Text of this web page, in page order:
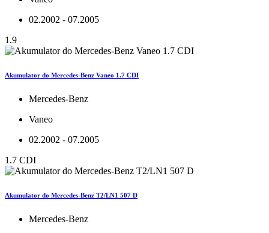
02.2002 - 07.2005
1.9
Akumulator do Mercedes-Benz Vaneo 1.7 CDI
Mercedes-Benz
Vaneo
02.2002 - 07.2005
1.7 CDI
Akumulator do Mercedes-Benz T2/LN1 507 D
Mercedes-Benz